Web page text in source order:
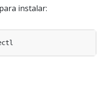
instalar: